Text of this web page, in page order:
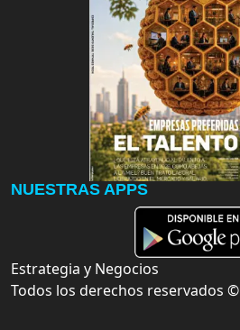
NUESTRAS APPS
Estrategia y Negocios
Todos los derechos reservados ©